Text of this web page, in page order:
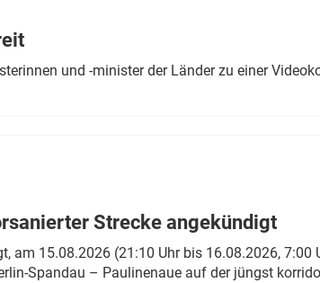
und -minister der Länder zu einer
Strecke angekündigt
am 15.08.2026 (21:10 Uhr bis 16.08.2026,
Spandau – Paulinenaue auf der jüngst